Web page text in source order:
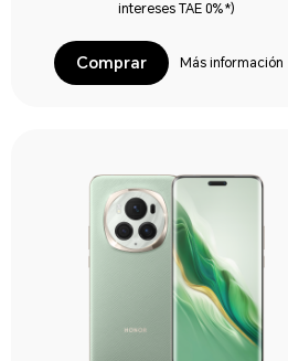
intereses TAE 0%*)
Comprar Más información